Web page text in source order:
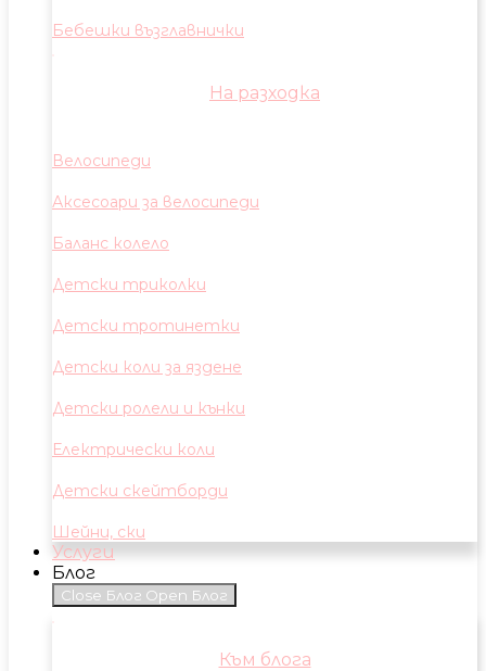
Бебешки възглавнички
На разходка
Велосипеди
Аксесоари за велосипеди
Баланс колело
Детски триколки
Детски тротинетки
Детски коли за яздене
Детски ролели и кънки
Електрически коли
Детски скейтборди
Шейни, ски
Услуги
Блог
Close Блог Open Блог
Към блога